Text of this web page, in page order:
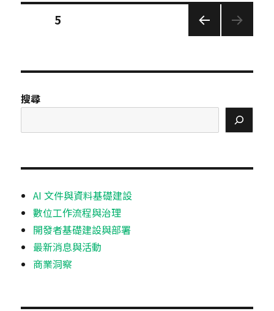
Posts
pagination
5
搜尋
AI 文件與資料基礎建設
數位工作流程與治理
開發者基礎建設與部署
最新消息與活動
商業洞察